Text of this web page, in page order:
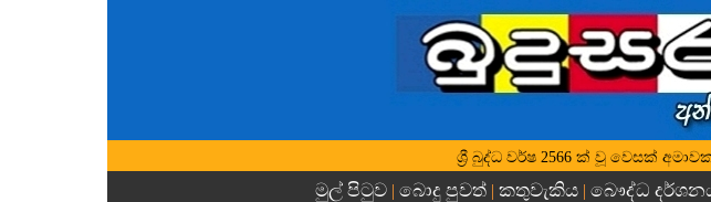
ශ්‍රී බුද්ධ වර්ෂ 2566 ක් වූ වෙසක් අමාවක
මුල් පිටුව | බොදු පුවත්| කතුවැකිය| බෞද්ධ